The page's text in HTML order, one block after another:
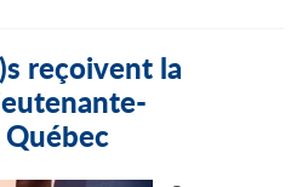
reçoivent la